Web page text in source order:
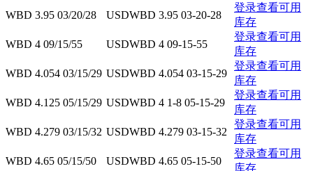
WBD 3.95 03/20/28 USDWBD 3.95 03-20-28
登录查看可用
库存
WBD 4 09/15/55
USDWBD 4 09-15-55
登录查看可用
库存
WBD 4.054 03/15/29 USDWBD 4.054 03-15-29
登录查看可用
库存
WBD 4.125 05/15/29 USDWBD 4 1-8 05-15-29
登录查看可用
库存
WBD 4.279 03/15/32 USDWBD 4.279 03-15-32
登录查看可用
库存
WBD 4.65 05/15/50
USDWBD 4.65 05-15-50
登录查看可用
库存